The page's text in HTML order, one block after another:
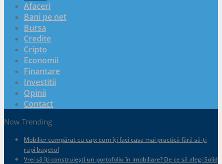
Afaceri
Bani pe net
Bursa
Credite
Cripto
Economii
Finantare
Investitii
Opinii
Contact
Now Trending
Mobilier cumpărat cu cap: cum îți faci casa mai practică fără să-ți
rupi bugetul
Vrei să îți construiești un portofoliu în imobiliare? De ce să alegi Solid